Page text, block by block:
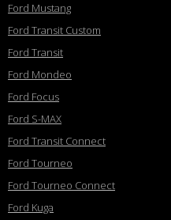
Ford Mustang
Ford Transit Custom
Ford Transit
Ford Mondeo
Ford Focus
Ford S-MAX
Ford Transit Connect
Ford Tourneo
Ford Tourneo Connect
Ford Kuga